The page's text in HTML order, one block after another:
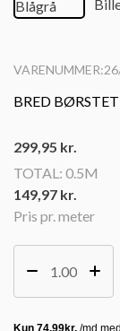
BRED
Pris pr. meter
299,95 kr.
TOTAL: 0.5M
149,97 kr.